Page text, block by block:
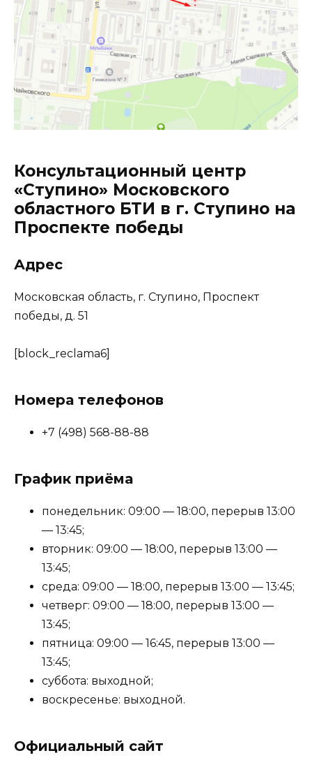
Консультационный центр
«Ступино» Московского
областного БТИ в г. Ступино на
Проспекте победы
Адрес
Московская область, г. Ступино, Проспект
победы, д. 51
[block_reclama6]
Номера телефонов
+7 (498) 568-88-88
График приёма
понедельник: 09:00 — 18:00, перерыв 13:00
— 13:45;
вторник: 09:00 — 18:00, перерыв 13:00 —
13:45;
среда: 09:00 — 18:00, перерыв 13:00 — 13:45;
четверг: 09:00 — 18:00, перерыв 13:00 —
13:45;
пятница: 09:00 — 16:45, перерыв 13:00 —
13:45;
суббота: выходной;
воскресенье: выходной.
Официальный сайт